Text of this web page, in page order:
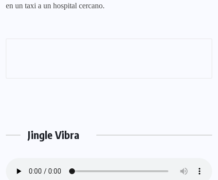
en un taxi a un hospital cercano.
Jingle Vibra